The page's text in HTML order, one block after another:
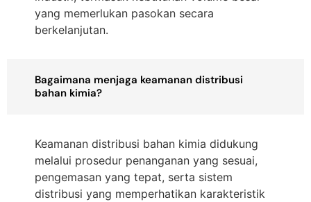
yang memerlukan pasokan secara
berkelanjutan.
Bagaimana menjaga keamanan distribusi
bahan kimia?
Keamanan distribusi bahan kimia didukung
melalui prosedur penanganan yang sesuai,
pengemasan yang tepat, serta sistem
distribusi yang memperhatikan karakteristik